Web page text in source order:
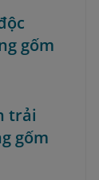
gốm
trải
gốm